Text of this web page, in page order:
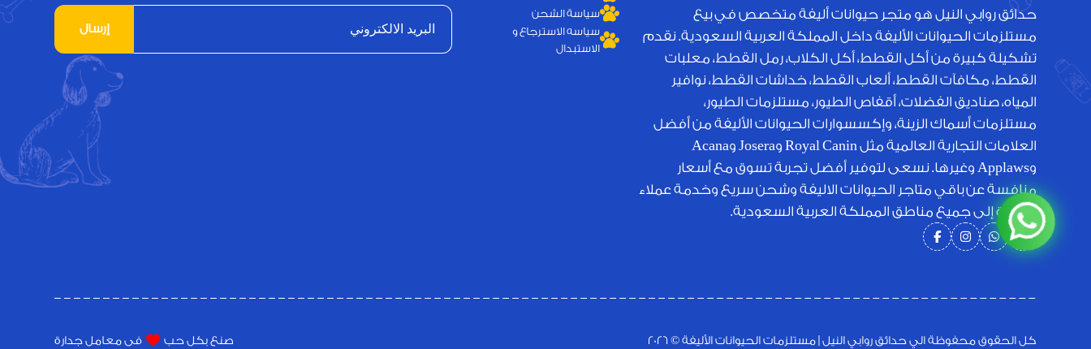
حدائق روابي النيل هو متجر حيوانات أليفة متخصص في بيع
مستلزمات الحيوانات الأليفة داخل المملكة العربية السعودية. نقدم
تشكيلة كبيرة من أكل القطط، أكل الكلاب، رمل القطط، معلبات
القطط، مكافآت القطط، ألعاب القطط، خداشات القطط، نوافير
المياه، صناديق الفضلات، أقفاص الطيور، مستلزمات الطيور،
مستلزمات أسماك الزينة، وإكسسوارات الحيوانات الأليفة من أفضل
العلامات التجارية العالمية مثل Royal Canin وJosera وAcana
وApplaws وغيرها. نسعى لتوفير أفضل تجربة تسوق مع أسعار
منافسة عن باقي متاجر الحيوانات الاليفة وشحن سريع وخدمة عملاء
متميزة إلى جميع مناطق المملكة العربية السعودية.
سياسة الشحن
سياسه الاسترجاع و
الاستبدال
إرسال
كل الحقوق محفوظة الي حدائق روابي النيل | مستلزمات الحيوانات الأليفة © 2026 صنع بكل حب فى معامل جدارة